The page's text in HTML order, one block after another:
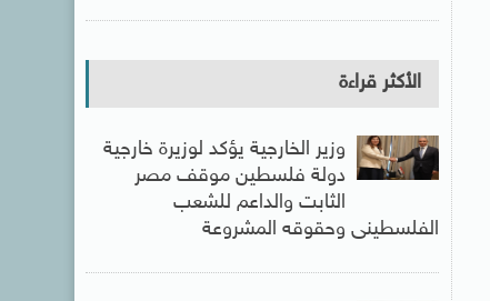
الأكثر قراءة
وزير الخارجية يؤكد لوزيرة خارجية
دولة فلسطين موقف مصر
الثابت والداعم للشعب
الفلسطينى وحقوقه المشروعة